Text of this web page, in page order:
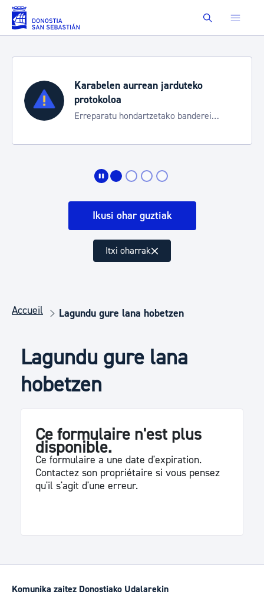
Saut au contenu principal Buscar
Karabelen aurrean jarduteko
protokoloa
Erreparatu hondartzetako banderei
Ikusi ohar guztiak
Itxi oharrak
Accueil Lagundu gure lana hobetzen
Lagundu gure lana
hobetzen
Ce formulaire n'est plus
disponible.
Ce formulaire a une date d'expiration.
Contactez son propriétaire si vous pensez
qu'il s'agit d'une erreur.
Komunika zaitez Donostiako Udalarekin